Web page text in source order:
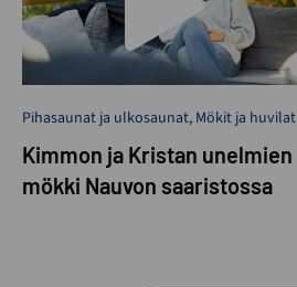
Pihasaunat ja ulkosaunat, Mökit ja huvilat
Kimmon ja Kristan unelmien
mökki Nauvon saaristossa